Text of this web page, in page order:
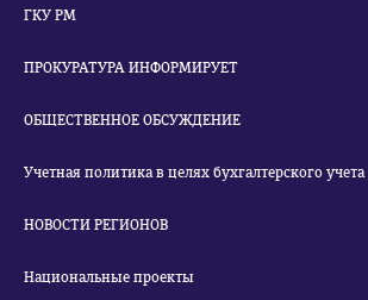
ГКУ РМ
ПРОКУРАТУРА ИНФОРМИРУЕТ
ОБЩЕСТВЕННОЕ ОБСУЖДЕНИЕ
Учетная политика в целях бухгалтерского учета
НОВОСТИ РЕГИОНОВ
Национальные проекты